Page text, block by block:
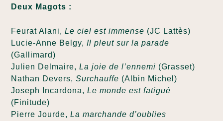
Deux Magots :
Feurat Alani,Le ciel est immense (JC Lattès)
Lucie-Anne Belgy, Il pleut sur la parade
(Gallimard)
Julien Delmaire,La joie de l’ennemi (Grasset)
Nathan Devers,Surchauffe (Albin Michel)
Joseph Incardona,Le monde est fatigué
(Finitude)
Pierre Jourde,La marchande d’oublies